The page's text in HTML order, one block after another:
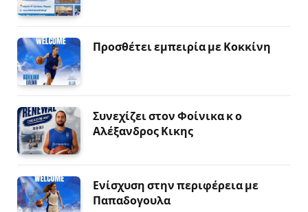
Προσθέτει εμπειρία με Κοκκίνη
Συνεχίζει στον Φοίνικα κ ο
Αλέξανδρος Κικης
Ενίσχυση στην περιφέρεια με
Παπαδογουλα